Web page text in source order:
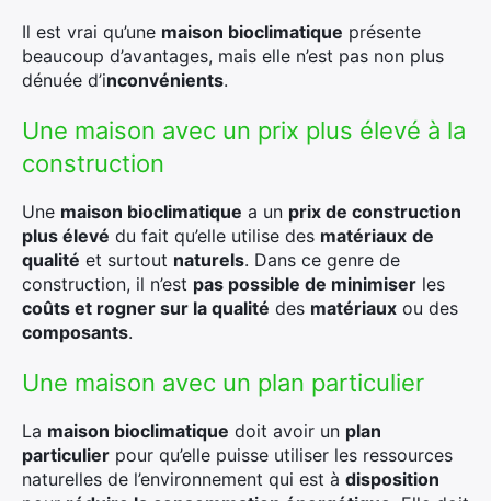
Il est vrai qu’une maison bioclimatique présente
beaucoup d’avantages, mais elle n’est pas non plus
dénuée d’inconvénients.
Une maison avec un prix plus élevé à la
construction
Une maison bioclimatique a un prix de construction
plus élevé du fait qu’elle utilise des matériaux de
qualité et surtout naturels. Dans ce genre de
construction, il n’est pas possible de minimiser les
coûts et rogner sur la qualité des matériaux ou des
composants.
Une maison avec un plan particulier
La maison bioclimatique doit avoir un plan
particulier pour qu’elle puisse utiliser les ressources
naturelles de l’environnement qui est à disposition